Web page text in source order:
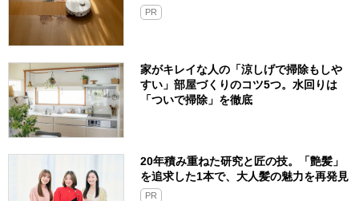
PR
家がキレイな人の「涼しげで掃除もしや
すい」部屋づくりのコツ5つ。水回りは
「ついで掃除」を徹底
20年積み重ねた研究と匠の技。「艶髪」
を追求した1本で、大人髪の魅力を再発見
PR